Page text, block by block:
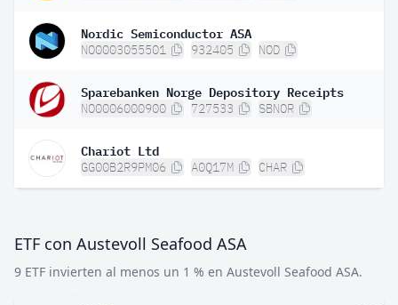
Nordic Semiconductor ASA
NO0003055501 932405 NOD
Sparebanken Norge Depository Receipts
NO0006000900 727533 SBNOR
Chariot Ltd
GG00B2R9PM06 A0Q17M CHAR
ETF con Austevoll Seafood ASA
9 ETF invierten al menos un 1 % en Austevoll Seafood ASA.